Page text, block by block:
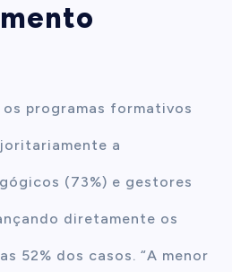
programas formativos
a
(73%) e gestores
diretamente os
52% dos casos. “A menor